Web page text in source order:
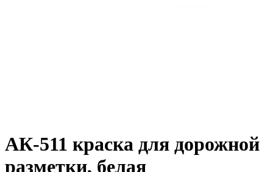
АК-511 краска для дорожной
разметки, белая